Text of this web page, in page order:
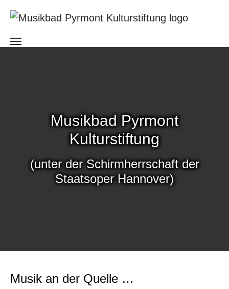
Musikbad Pyrmont
Kulturstiftung
(unter der Schirmherrschaft der
Staatsoper Hannover)
Musik an der Quelle …